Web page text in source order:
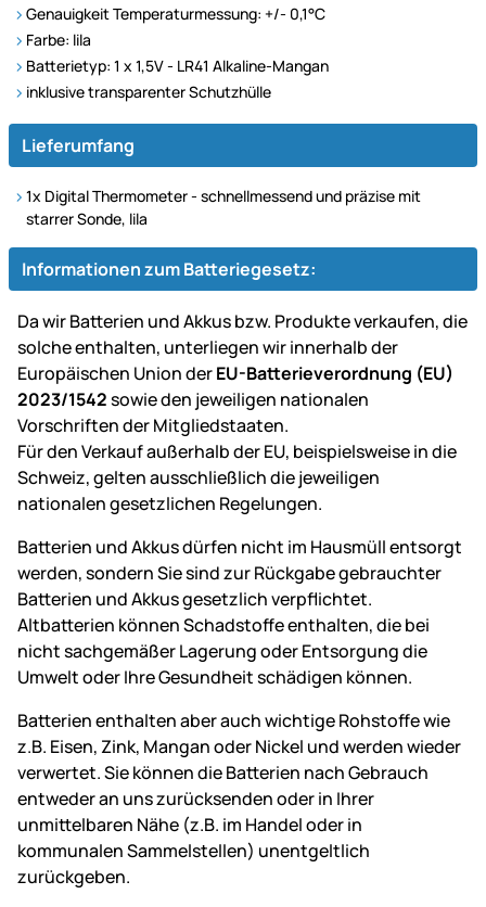
Genauigkeit Temperaturmessung: +/- 0,1°C
Farbe: lila
Batterietyp: 1 x 1,5V - LR41 Alkaline-Mangan
inklusive transparenter Schutzhülle
Lieferumfang
1x Digital Thermometer - schnellmessend und präzise mit
starrer Sonde, lila
Informationen zum Batteriegesetz:
Da wir Batterien und Akkus bzw. Produkte verkaufen, die
solche enthalten, unterliegen wir innerhalb der
Europäischen Union derEU-Batterieverordnung (EU)
2023/1542sowie den jeweiligen nationalen
Vorschriften der Mitgliedstaaten.
Für den Verkauf außerhalb der EU, beispielsweise in die
Schweiz, gelten ausschließlich die jeweiligen
nationalen gesetzlichen Regelungen.
Batterien und Akkus dürfen nicht im Hausmüll entsorgt
werden, sondern Sie sind zur Rückgabe gebrauchter
Batterien und Akkus gesetzlich verpflichtet.
Altbatterien können Schadstoffe enthalten, die bei
nicht sachgemäßer Lagerung oder Entsorgung die
Umwelt oder Ihre Gesundheit schädigen können.
Batterien enthalten aber auch wichtige Rohstoffe wie
z.B. Eisen, Zink, Mangan oder Nickel und werden wieder
verwertet. Sie können die Batterien nach Gebrauch
entweder an uns zurücksenden oder in Ihrer
unmittelbaren Nähe (z.B. im Handel oder in
kommunalen Sammelstellen) unentgeltlich
zurückgeben.